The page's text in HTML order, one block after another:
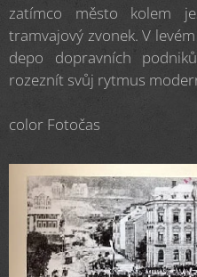
zatímco město kolem
tramvajový zvonek. V
depo dopravních
rozeznít svůj rytmus
color Fotočas